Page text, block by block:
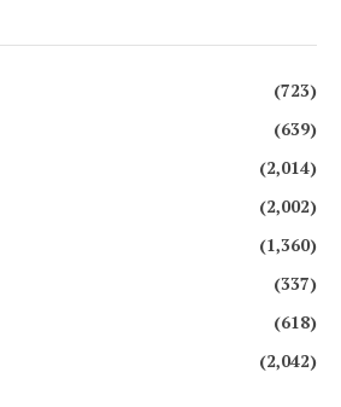
(723)
(639)
(2,014)
(2,002)
(1,360)
(337)
(618)
(2,042)